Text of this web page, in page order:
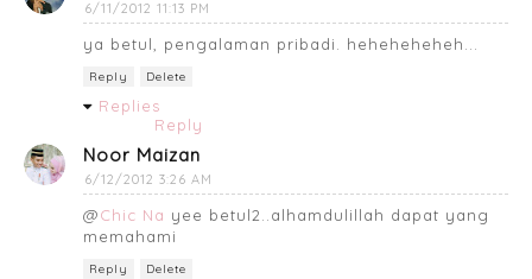
6/11/2012 11:13 PM
ya betul, pengalaman pribadi. heheheheheh...
Reply Delete
Replies
Reply
Noor Maizan
6/12/2012 3:26 AM
@Chic Na yee betul2..alhamdulillah dapat yang
memahami
Reply Delete